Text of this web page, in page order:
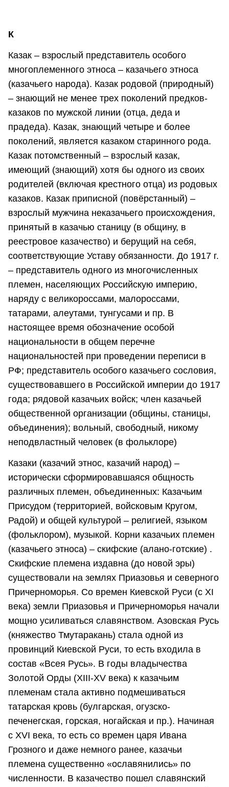
К
Казак – взрослый представитель особого
многоплеменного этноса – казачьего этноса
(казачьего народа). Казак родовой (природный)
– знающий не менее трех поколений предков-
казаков по мужской линии (отца, деда и
прадеда). Казак, знающий четыре и более
поколений, является казаком старинного рода.
Казак потомственный – взрослый казак,
имеющий (знающий) хотя бы одного из своих
родителей (включая крестного отца) из родовых
казаков. Казак приписной (повёрстанный) –
взрослый мужчина неказачьего происхождения,
принятый в казачью станицу (в общину, в
реестровое казачество) и берущий на себя,
соответствующие Уставу обязанности. До 1917 г.
– представитель одного из многочисленных
племен, населяющих Российскую империю,
наряду с великороссами, малороссами,
татарами, алеутами, тунгусами и пр. В
настоящее время обозначение особой
национальности в общем перечне
национальностей при проведении переписи в
РФ; представитель особого казачьего сословия,
существовавшего в Российской империи до 1917
года; рядовой казачьих войск; член казачьей
общественной организации (общины, станицы,
объединения); вольный, свободный, никому
неподвластный человек (в фольклоре)
Казаки (казачий этнос, казачий народ) –
исторически сформировавшаяся общность
различных племен, объединенных: Казачьим
Присудом (территорией, войсковым Кругом,
Радой) и общей культурой – религией, языком
(фольклором), музыкой. Корни казачьих племен
(казачьего этноса) – скифские (алано-готские) .
Скифские племена издавна (до новой эры)
существовали на землях Приазовья и северного
Причерноморья. Со времен Киевской Руси (с XI
века) земли Приазовья и Причерноморья начали
мощно усиливаться славянством. Азовская Русь
(княжество Тмутаракань) стала одной из
провинций Киевской Руси, то есть входила в
состав «Всея Русь». В годы владычества
Золотой Орды (XIII-XV века) к казачьим
племенам стала активно подмешиваться
татарская кровь (булгарская, огузско-
печенегская, горская, ногайская и пр.). Начиная
с XVI века, то есть со времен царя Ивана
Грозного и даже немного ранее, казачьи
племена существенно «ославянились» по
численности. В казачество пошел славянский